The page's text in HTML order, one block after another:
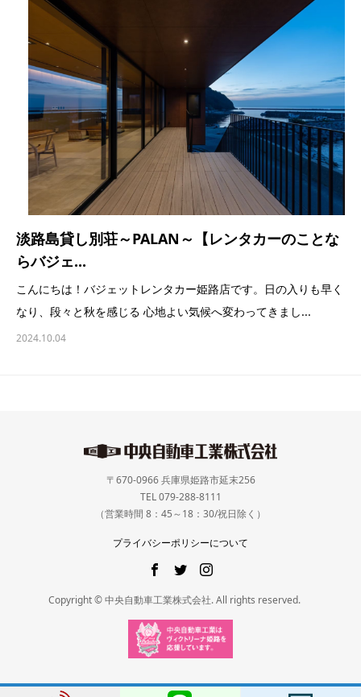
淡路島貸し別荘～PALAN～【レンタカーのことな
らバジェ...
こんにちは！バジェットレンタカー姫路店です。日の入りも早く
なり、段々と秋を感じる 心地よい気候へ変わってきまし...
2024.10.04
〒670-0966 兵庫県姫路市延末256
TEL 079-288-8111
（営業時間 8：45～18：30/祝日除く）
プライバシーポリシーについて
Copyright © 中央自動車工業株式会社. All rights reserved.